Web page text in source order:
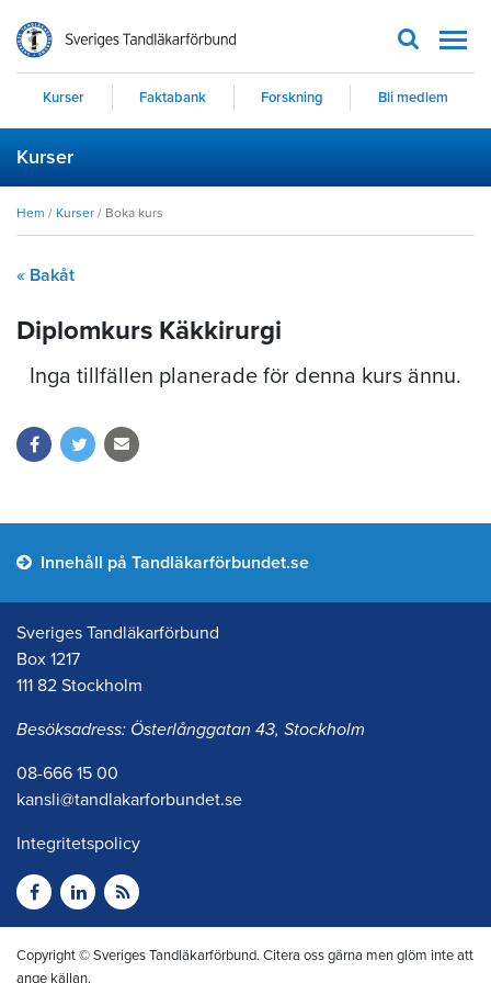
Kurser Faktabank Forskning Bli medlem
Kurser
Hem / Kurser / Boka kurs
« Bakåt
Diplomkurs Käkkirurgi
Inga tillfällen planerade för denna kurs ännu.
Innehåll på Tandläkarförbundet.se
Sveriges Tandläkarförbund
Box 1217
111 82 Stockholm
Besöksadress: Österlånggatan 43, Stockholm
08-666 15 00
kansli@tandlakarforbundet.se
Integritetspolicy
Copyright © Sveriges Tandläkarförbund. Citera oss gärna men glöm inte att
ange källan.